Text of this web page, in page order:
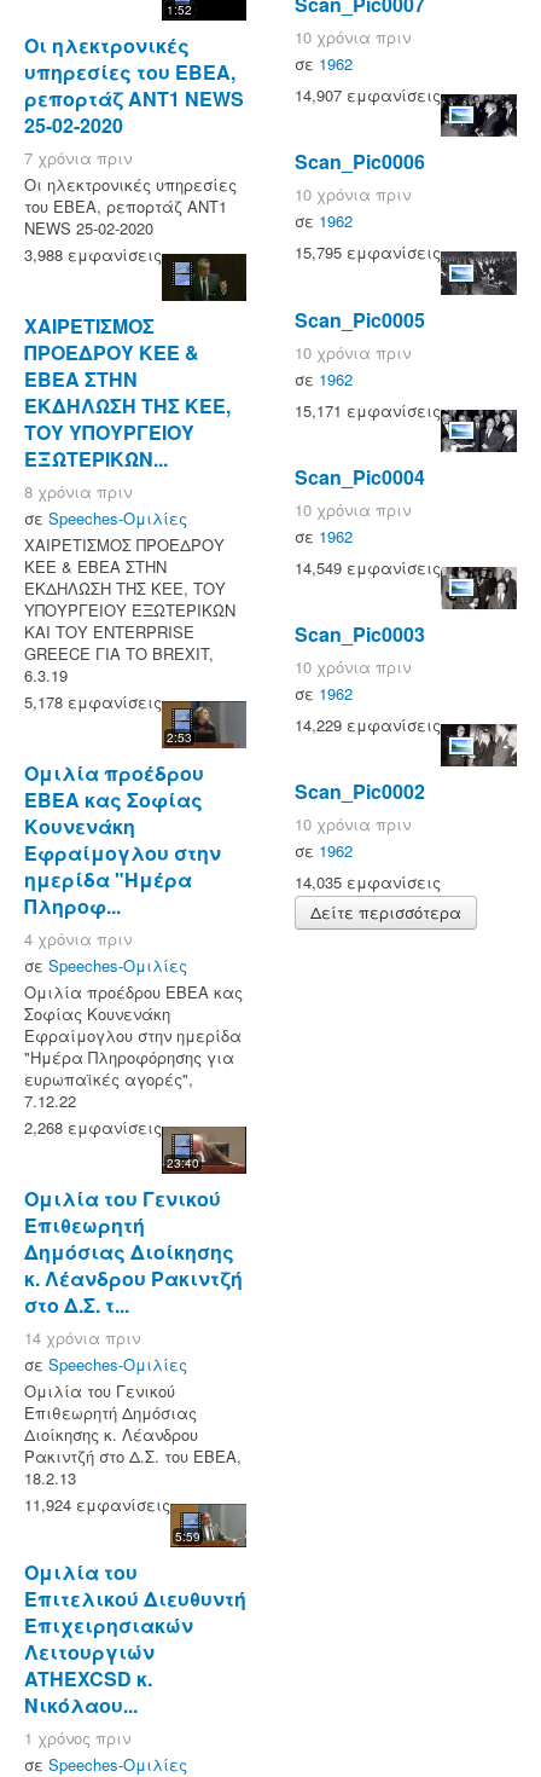
1:52
Οι ηλεκτρονικές
υπηρεσίες του ΕΒΕΑ,
ρεπορτάζ ANT1 NEWS
25-02-2020
7 χρόνια πριν
Οι ηλεκτρονικές υπηρεσίες
του ΕΒΕΑ, ρεπορτάζ ANT1
NEWS 25-02-2020
3,988 εμφανίσεις
ΧΑΙΡΕΤΙΣΜΟΣ
ΠΡΟΕΔΡΟΥ ΚΕΕ &
ΕΒΕΑ ΣΤΗΝ
ΕΚΔΗΛΩΣΗ ΤΗΣ ΚΕΕ,
ΤΟΥ ΥΠΟΥΡΓΕΙΟΥ
ΕΞΩΤΕΡΙΚΩΝ...
8 χρόνια πριν
σε Speeches-Ομιλίες
ΧΑΙΡΕΤΙΣΜΟΣ ΠΡΟΕΔΡΟΥ
ΚΕΕ & ΕΒΕΑ ΣΤΗΝ
ΕΚΔΗΛΩΣΗ ΤΗΣ ΚΕΕ, ΤΟΥ
ΥΠΟΥΡΓΕΙΟΥ ΕΞΩΤΕΡΙΚΩΝ
ΚΑΙ ΤΟΥ ENTERPRISE
GREECE ΓΙΑ ΤΟ BREXIT,
6.3.19
5,178 εμφανίσεις
2:53
Ομιλία προέδρου
ΕΒΕΑ κας Σοφίας
Κουνενάκη
Εφραίμογλου στην
ημερίδα "Ημέρα
Πληροφ...
4 χρόνια πριν
σε Speeches-Ομιλίες
Ομιλία προέδρου ΕΒΕΑ κας
Σοφίας Κουνενάκη
Εφραίμογλου στην ημερίδα
"Ημέρα Πληροφόρησης για
ευρωπαϊκές αγορές",
7.12.22
2,268 εμφανίσεις
23:40
Ομιλία του Γενικού
Επιθεωρητή
Δημόσιας Διοίκησης
κ. Λέανδρου Ρακιντζή
στο Δ.Σ. τ...
14 χρόνια πριν
σε Speeches-Ομιλίες
Ομιλία του Γενικού
Επιθεωρητή Δημόσιας
Διοίκησης κ. Λέανδρου
Ρακιντζή στο Δ.Σ. του ΕΒΕΑ,
18.2.13
11,924 εμφανίσεις
5:59
Ομιλία του
Επιτελικού Διευθυντή
Επιχειρησιακών
Λειτουργιών
ATHEXCSD κ.
Νικόλαου...
1 χρόνος πριν
σε Speeches-Ομιλίες
10 χρόνια πριν
σε 1962
14,907 εμφανίσεις
Scan_Pic0006
10 χρόνια πριν
σε 1962
15,795 εμφανίσεις
Scan_Pic0005
10 χρόνια πριν
σε 1962
15,171 εμφανίσεις
Scan_Pic0004
10 χρόνια πριν
σε 1962
14,549 εμφανίσεις
Scan_Pic0003
10 χρόνια πριν
σε 1962
14,229 εμφανίσεις
Scan_Pic0002
10 χρόνια πριν
σε 1962
14,035 εμφανίσεις
Δείτε περισσότερα